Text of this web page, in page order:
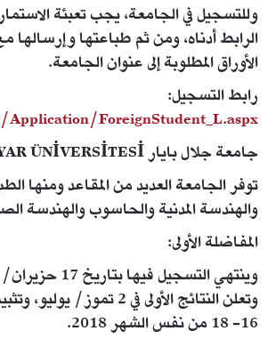
وللتسجيل في الجامعة، يجب تعبئة
الرابط أدناه، ومن ثم طباعتها
الأوراق المطلوبة إلى عنوان الجامعة.
رابط التسجيل:
ForeignStudent_L.aspx
جامعة جلال بايار CELAL BAYAR ÜNİVERSİTESİ
توفر الجامعة العديد من المقاعد ومنها
والهندسة المدنية والحاسوب والهندسة
المفاضلة الأولى:
وينتهي التسجيل
وتعلن النتائج الأولى في 2
16- 18 من نفس الشهر 2018.